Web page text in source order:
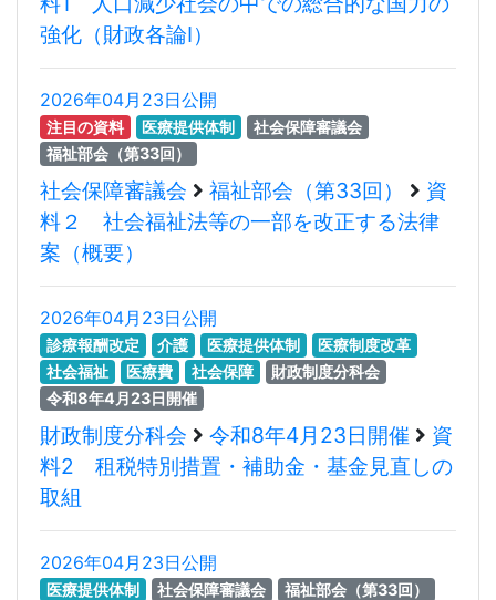
強化（財政各論Ⅰ）
2026年04月23日公開
注目の資料 医療提供体制
社会保障審議会
福祉部会（第33回）
社会保障審議会 福祉部会（第33回）
資
料２ 社会福祉法等の一部を改正する法律
案（概要）
2026年04月23日公開
診療報酬改定 介護 医療提供体制
医療制度改革
社会福祉
医療費 社会保障
財政制度分科会
令和8年4月23日開催
財政制度分科会 令和8年4月23日開催
資
料2 租税特別措置・補助金・基金見直しの
取組
2026年04月23日公開
医療提供体制 社会保障審議会 福祉部会（第33回）